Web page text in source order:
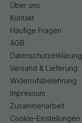
Über uns
Kontakt
Häufige Fragen
AGB
Datenschutzerklärung
Versand & Lieferung
Widerrufsbelehrung
Impressum
Zusammenarbeit
Cookie-Einstellungen